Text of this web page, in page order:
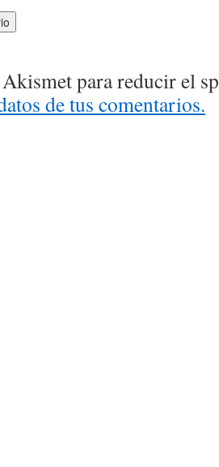
para reducir el
de tus comentarios.